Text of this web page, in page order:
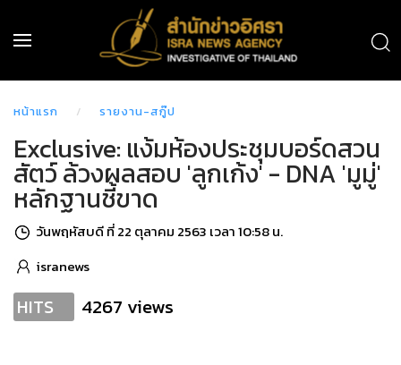
หน้าแรก รายงาน-สกู๊ป
Exclusive: แง้มห้องประชุมบอร์ดสวน
สัตว์ ล้วงผลสอบ 'ลูกเก้ง' - DNA 'มูมู่'
หลักฐานชี้ขาด
วันพฤหัสบดี ที่ 22 ตุลาคม 2563 เวลา 10:58 น.
isranews
HITS 4267 views